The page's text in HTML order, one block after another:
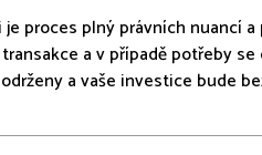
proces plný právních nuancí
a v případě potřeby
a vaše investice bude